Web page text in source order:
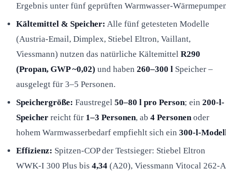
Ergebnis unter fünf geprüften Warmwasser-
Kältemittel & Speicher: Alle fünf getesteten Modelle
(Austria-Email, Dimplex, Stiebel Eltron, Vaillant,
Viessmann) nutzen das natürliche Kältemittel R290
(Propan, GWP ~0,02) und haben 260–300 l Speicher –
ausgelegt für 3–5 Personen.
Speichergröße: Faustregel 50–80 l pro Person; ein 200-l-
Speicher reicht für 1–3 Personen, ab 4 Personenoder
hohem Warmwasserbedarf empfiehlt sich ein 300-l-
Effizienz: Spitzen-COP der Testsieger: Stiebel Eltron
WWK-I 300 Plus bis 4,34 (A20), Viessmann Vitocal 262-A